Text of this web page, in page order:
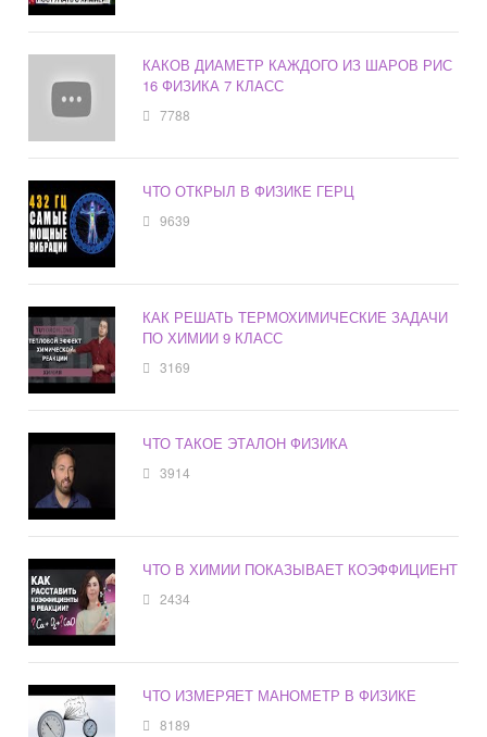
КАКОВ ДИАМЕТР КАЖДОГО ИЗ ШАРОВ РИС
16 ФИЗИКА 7 КЛАСС
7788
ЧТО ОТКРЫЛ В ФИЗИКЕ ГЕРЦ
9639
КАК РЕШАТЬ ТЕРМОХИМИЧЕСКИЕ ЗАДАЧИ
ПО ХИМИИ 9 КЛАСС
3169
ЧТО ТАКОЕ ЭТАЛОН ФИЗИКА
3914
ЧТО В ХИМИИ ПОКАЗЫВАЕТ КОЭФФИЦИЕНТ
2434
ЧТО ИЗМЕРЯЕТ МАНОМЕТР В ФИЗИКЕ
8189